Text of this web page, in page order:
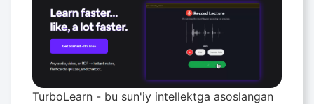
TurboLearn - bu sun'iy intellektga asoslangan